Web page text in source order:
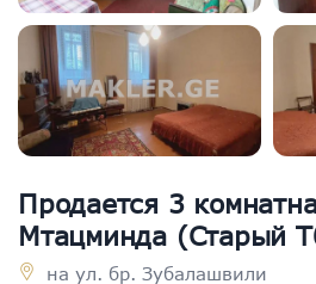
Продается 3
Мтацминда (Старый
на ул. бр. Зубалашвили